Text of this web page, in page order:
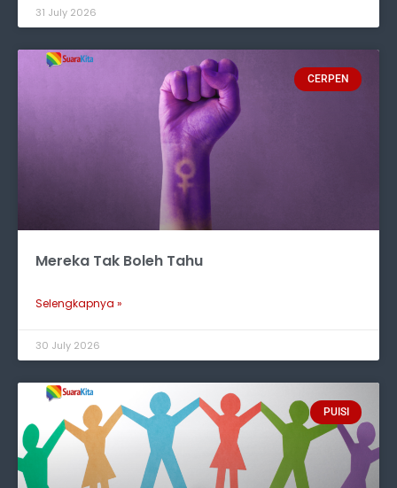
31 July 2026
CERPEN
Mereka Tak Boleh Tahu
Selengkapnya »
30 July 2026
PUISI